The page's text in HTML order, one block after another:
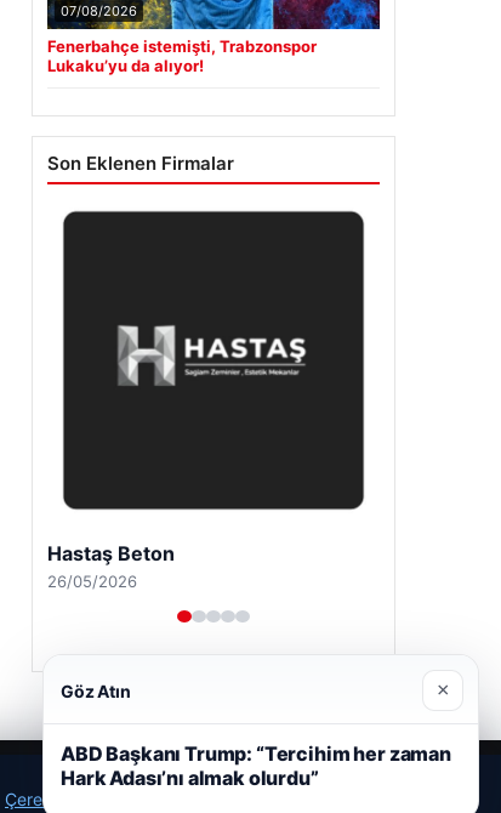
07/08/2026
Fenerbahçe istemişti, Trabzonspor
Lukaku’yu da alıyor!
Son Eklenen Firmalar
Hastaş Beton
26/05/2026
Çerez Politikamız
Göz Atın ×
ABD Başkanı Trump: “Tercihim her zaman
Hark Adası’nı almak olurdu”